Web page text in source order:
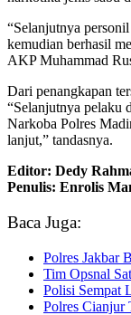
“Selanjutnya
kemudian berhasil
AKP Muhammad
Dari penangkapan
“Selanjutnya pelaku
Narkoba Polres
lanjut,” tandasnya.
Editor: Dedy
Penulis: Enrolis
Baca Juga:
Polres Jakbar
Tim Opsnal
Polisi Sempat
Polres Cianjur